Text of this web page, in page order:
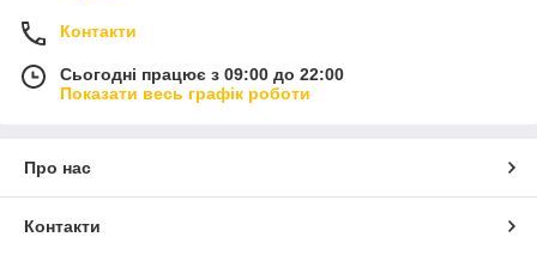
Контакти
Сьогодні працює з 09:00 до 22:00
Показати весь графік роботи
Про нас
Контакти